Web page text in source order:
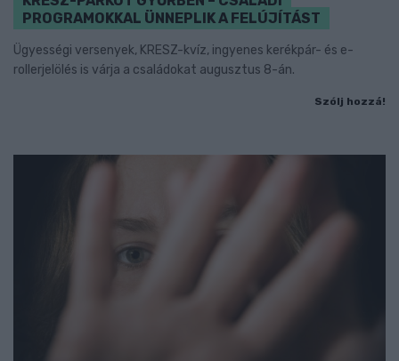
PROGRAMOKKAL ÜNNEPLIK A FELÚJÍTÁST
Ügyességi versenyek, KRESZ-kvíz, ingyenes kerékpár- és e-
rollerjelölés is várja a családokat augusztus 8-án.
Szólj hozzá!